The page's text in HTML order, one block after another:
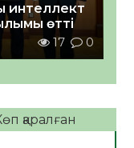
интеллект
өтті
17 0
қаралған